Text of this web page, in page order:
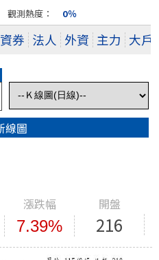
觀測熱度： 0％
資券 法人 外資 主力 大戶
漲跌幅 開盤
7.39% 216